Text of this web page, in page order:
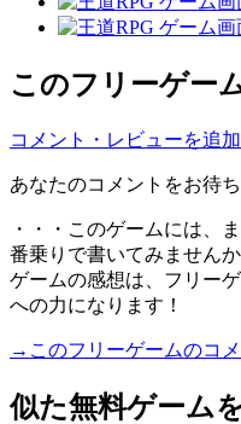
このフリーゲー
コメント・レビューを追
あなたのコメントをお待
・・・このゲームには、
番乗りで書いてみませんか
ゲームの感想は、フリー
への力になります！
→このフリーゲームのコ
似た無料ゲーム